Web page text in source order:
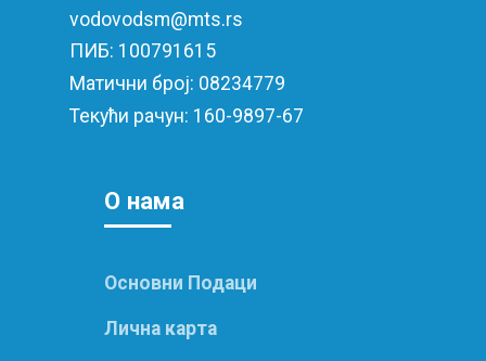
vodovodsm@mts.rs
ПИБ: 100791615
Матични број: 08234779
Текући рачун: 160-9897-67
О нама
Основни Подаци
Лична карта